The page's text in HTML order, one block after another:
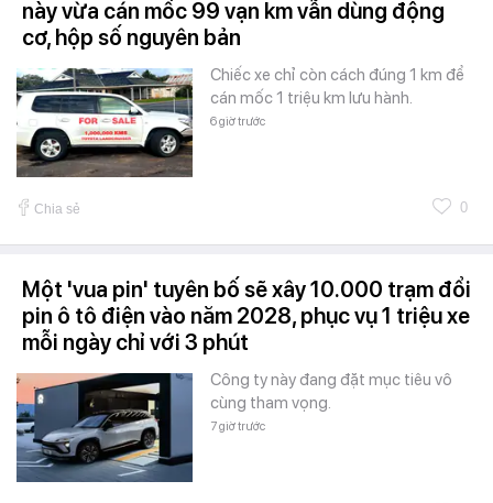
này vừa cán mốc 99 vạn km vẫn dùng động
cơ, hộp số nguyên bản
Chiếc xe chỉ còn cách đúng 1 km để
cán mốc 1 triệu km lưu hành.
6 giờ trước
Chia sẻ 0
Một 'vua pin' tuyên bố sẽ xây 10.000 trạm đổi
pin ô tô điện vào năm 2028, phục vụ 1 triệu xe
mỗi ngày chỉ với 3 phút
Công ty này đang đặt mục tiêu vô
cùng tham vọng.
7 giờ trước